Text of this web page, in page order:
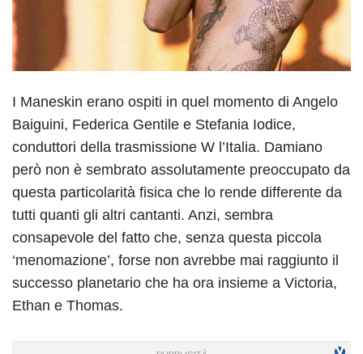
I Maneskin erano ospiti in quel momento di Angelo
Baiguini, Federica Gentile e Stefania Iodice,
conduttori della trasmissione W l’Italia. Damiano
però non è sembrato assolutamente preoccupato da
questa particolarità fisica che lo rende differente da
tutti quanti gli altri cantanti. Anzi, sembra
consapevole del fatto che, senza questa piccola
‘menomazione’, forse non avrebbe mai raggiunto il
successo planetario che ha ora insieme a Victoria,
Ethan e Thomas.